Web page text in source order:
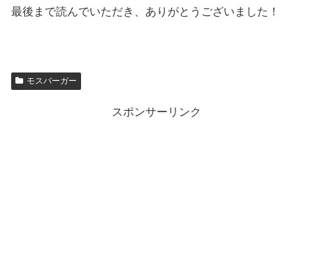
最後まで読んでいただき、ありがとうございました！
モスバーガー
スポンサーリンク